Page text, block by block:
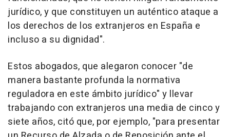
jurídico, y que constituyen un auténtico ataque a
los derechos de los extranjeros en España e
incluso a su dignidad".
Estos abogados, que alegaron conocer "de
manera bastante profunda la normativa
reguladora en este ámbito jurídico" y llevar
trabajando con extranjeros una media de cinco y
siete años, citó que, por ejemplo, "para presentar